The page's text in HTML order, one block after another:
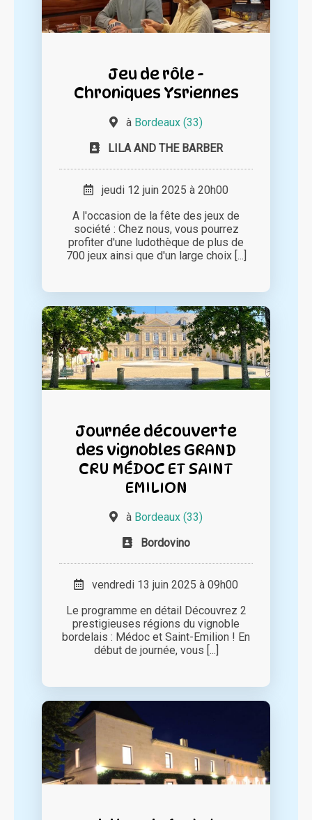
Jeu de rôle -
Chroniques Ysriennes
à Bordeaux (33)
LILA AND THE BARBER
jeudi 12 juin 2025 à 20h00
A l'occasion de la fête des jeux de
société : Chez nous, vous pourrez
profiter d'une ludothèque de plus de
700 jeux ainsi que d'un large choix [...]
Journée découverte
des vignobles GRAND
CRU MÉDOC ET SAINT
EMILION
à Bordeaux (33)
Bordovino
vendredi 13 juin 2025 à 09h00
Le programme en détail Découvrez 2
prestigieuses régions du vignoble
bordelais : Médoc et Saint-Emilion ! En
début de journée, vous [...]